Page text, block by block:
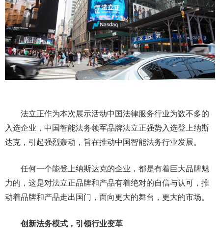
法立正作为本次展示活动中国法律服务行业为数不多的
入选企业，中国智能法务领军品牌法立正强势入选登上纳斯
达克，引起强烈轰动，旨在推动中国智能法务行业发展。
任何一个能登上纳斯达克的企业，都是有着巨大品牌魅
力的，这是对法立正品牌和产品有着绝对的自信与认可，推
动着品牌和产品走出国门，面向更大的舞台，更大的市场。
创新法务模式，引领行业变革